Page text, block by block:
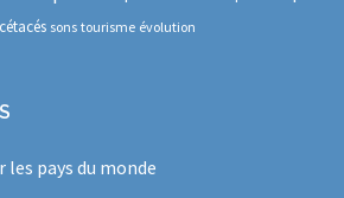
sons tourisme évolution
les pays du monde